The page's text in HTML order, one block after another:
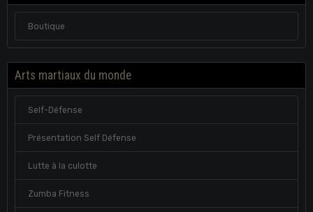
Boutique
Arts martiaux du monde
Self-Défense
Présentation Self Défense
Lutte à la culotte
Zumba Fitness